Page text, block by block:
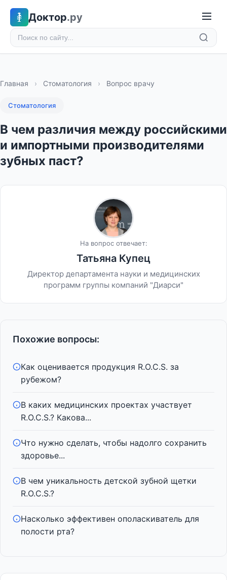
Доктор.ру
Главная › Стоматология › Вопрос врачу
Стоматология
В чем различия между российскими
и импортными производителями
зубных паст?
На вопрос отвечает:
Татьяна Купец
Директор департамента науки и медицинских
программ группы компаний "Диарси"
Похожие вопросы:
Как оценивается продукция R.O.C.S. за
рубежом?
В каких медицинских проектах участвует
R.O.C.S.? Какова...
Что нужно сделать, чтобы надолго сохранить
здоровье...
В чем уникальность детской зубной щетки
R.O.C.S.?
Насколько эффективен ополаскиватель для
полости рта?